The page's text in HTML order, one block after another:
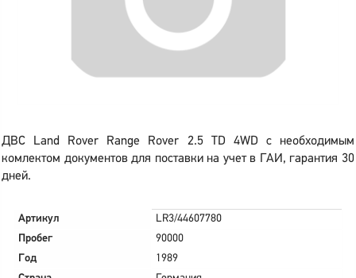
ДВС Land Rover Range Rover 2.5 TD 4WD с необходимым
комлектом документов для поставки на учет в ГАИ, гарантия 30
дней.
Артикул
LR3/44607780
Пробег
90000
Год
1989